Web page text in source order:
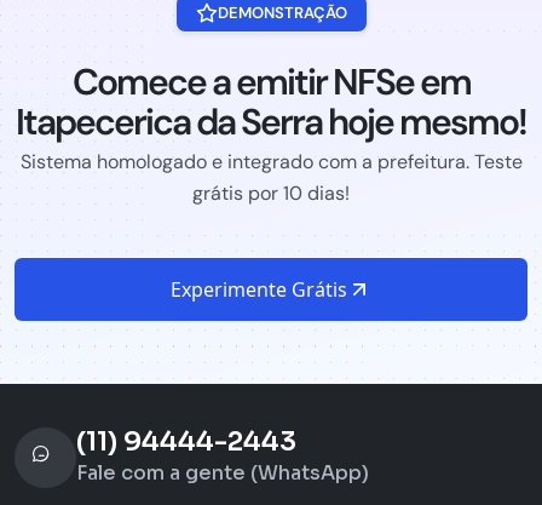
DEMONSTRAÇÃO
Comece a emitir NFSe em
Itapecerica da Serra hoje mesmo!
Sistema homologado e integrado com a prefeitura. Teste
grátis por 10 dias!
Experimente Grátis
(11) 94444-2443
Fale com a gente (WhatsApp)